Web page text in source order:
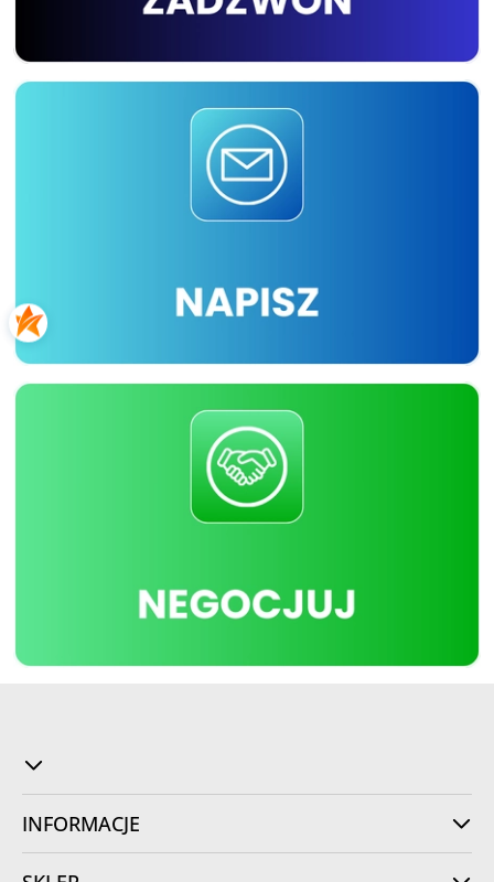
INFORMACJE